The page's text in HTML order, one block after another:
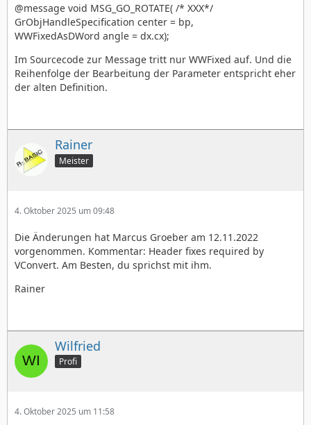
@message void MSG_GO_ROTATE( /* XXX*/
GrObjHandleSpecification center = bp,
WWFixedAsDWord angle = dx.cx);
Im Sourcecode zur Message tritt nur WWFixed auf. Und die
Reihenfolge der Bearbeitung der Parameter entspricht eher
der alten Definition.
Rainer
Meister
4. Oktober 2025 um 09:48
Die Änderungen hat Marcus Groeber am 12.11.2022
vorgenommen. Kommentar: Header fixes required by
VConvert. Am Besten, du sprichst mit ihm.
Rainer
Wilfried
Profi
4. Oktober 2025 um 11:58